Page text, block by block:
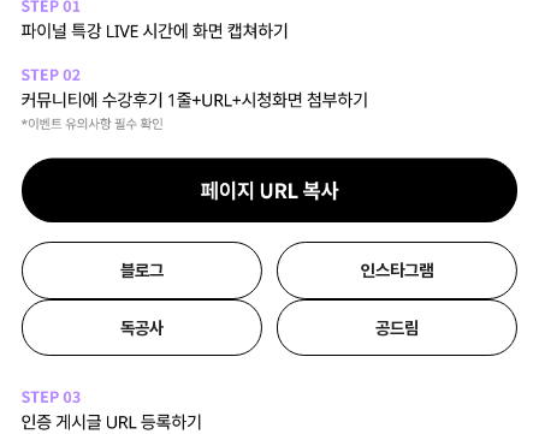
블로그 인스타그램
독공사 공드림